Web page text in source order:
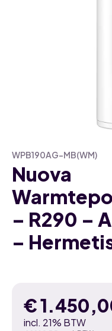
WPB190AG-MB(WM)
Nuova
– R290 –
–
€
incl. 21% BTW